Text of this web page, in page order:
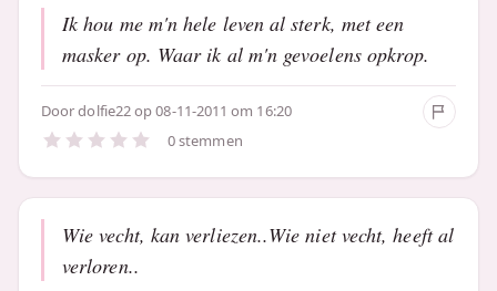
Ik hou me m'n hele leven al sterk, met een
masker op. Waar ik al m'n gevoelens opkrop.
Doordolfie22op 08-11-2011 om 16:20
0 stemmen
Wie vecht, kan verliezen..Wie niet vecht, heeft al
verloren..